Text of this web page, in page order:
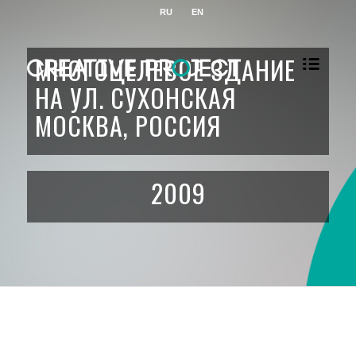
RU EN
МНОГОЦЕЛЕВОЕ ЗДАНИЕ
НА УЛ. СУХОНСКАЯ
МОСКВА, РОССИЯ
2009